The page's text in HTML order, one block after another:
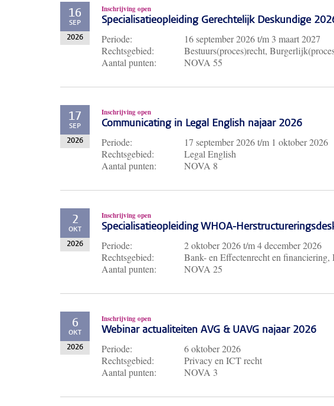
16
SEP
2026
Inschrijving open
Specialisatieopleiding Gerechtelijk Deskundige
Periode: 16 september 2026t/m 3 maart 2027
Rechtsgebied:
Bestuurs(proces)recht,
Aantal punten:
NOVA 55
17
SEP
2026
Inschrijving open
Communicating in Legal English najaar 2026
Periode: 17 september 2026t/m 1 oktober 2026
Rechtsgebied:
Legal English
Aantal punten:
NOVA 8
2
OKT
2026
Inschrijving open
Specialisatieopleiding WHOA-
Periode: 2 oktober 2026t/m4 december 2026
Rechtsgebied:
Bank- en Effectenrecht en
Aantal punten:
NOVA 25
6
OKT
2026
Inschrijving open
Webinar actualiteiten AVG & UAVG najaar 2026
Periode:
6 oktober 2026
Rechtsgebied:
Privacy en ICT recht
Aantal punten:
NOVA 3